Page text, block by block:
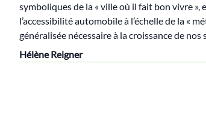
symboliques de la « ville où il fait bon vivre
l’accessibilité automobile à l’échelle de la «
généralisée nécessaire à la croissance de
Hélène Reigner